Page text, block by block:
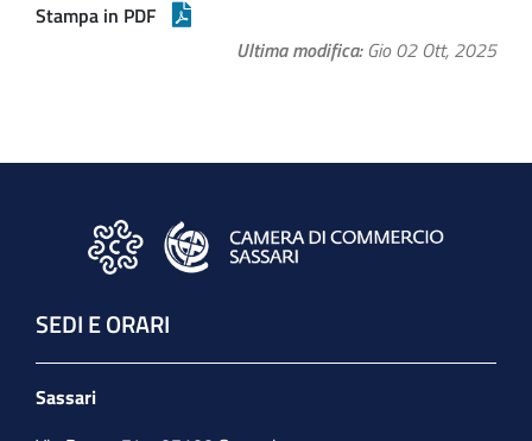
Stampa in PDF
Ultima modifica Gio 02 Ott, 2025
SEDI E ORARI
Sassari